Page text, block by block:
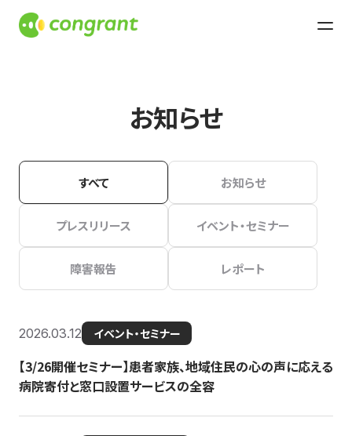
お知らせ
すべて お知らせ
プレスリリース イベント・セミナー
障害報告 レポート
2026.03.12 イベント・セミナー
【3/26開催セミナー】患者家族、地域住民の心の声に応える
病院寄付と窓口設置サービスの全容